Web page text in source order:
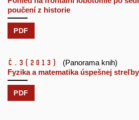
poučení z historie
PDF
č.3 (2013)
(Panorama knih)
Fyzika a matematika úspešnej
PDF